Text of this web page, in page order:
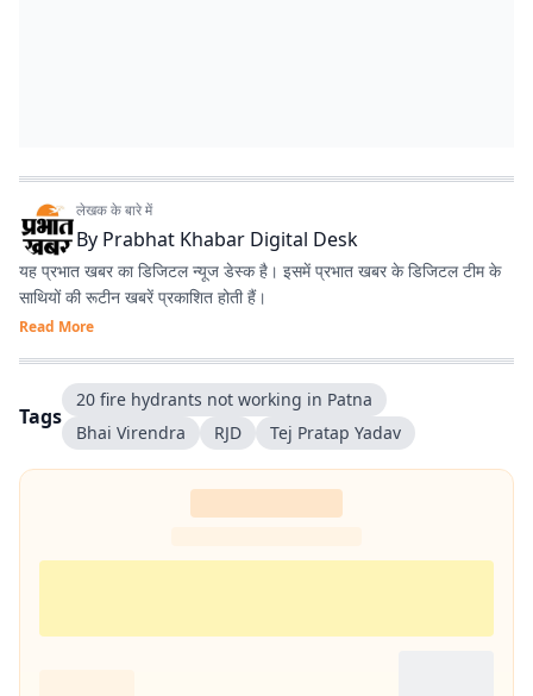
लेखक के बारे में
By Prabhat Khabar Digital Desk
यह प्रभात खबर का डिजिटल न्यूज डेस्क है। इसमें प्रभात खबर के डिजिटल टीम के
साथियों की रूटीन खबरें प्रकाशित होती हैं।
Read More
Tags
20 fire hydrants not working in Patna
Bhai Virendra
RJD Tej Pratap Yadav